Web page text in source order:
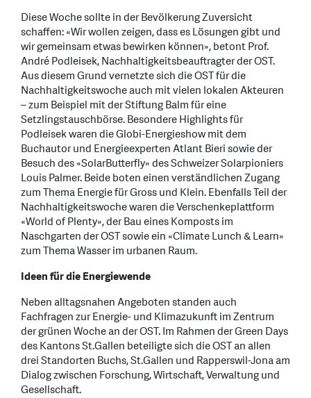
Diese Woche sollte in der Bevölkerung Zuversicht
schaffen: «Wir wollen zeigen, dass es Lösungen gibt und
wir gemeinsam etwas bewirken können», betont Prof.
André Podleisek, Nachhaltigkeitsbeauftragter der OST.
Aus diesem Grund vernetzte sich die OST für die
Nachhaltigkeitswoche auch mit vielen lokalen Akteuren
– zum Beispiel mit der Stiftung Balm für eine
Setzlingstauschbörse. Besondere Highlights für
Podleisek waren die Globi-Energieshow mit dem
Buchautor und Energieexperten Atlant Bieri sowie der
Besuch des «SolarButterfly» des Schweizer Solarpioniers
Louis Palmer. Beide boten einen verständlichen Zugang
zum Thema Energie für Gross und Klein. Ebenfalls Teil der
Nachhaltigkeitswoche waren die Verschenkeplattform
«World of Plenty», der Bau eines Komposts im
Naschgarten der OST sowie ein «Climate Lunch & Learn»
zum Thema Wasser im urbanen Raum.
Ideen für die Energiewende
Neben alltagsnahen Angeboten standen auch
Fachfragen zur Energie- und Klimazukunft im Zentrum
der grünen Woche an der OST. Im Rahmen der Green Days
des Kantons St.Gallen beteiligte sich die OST an allen
drei Standorten Buchs, St.Gallen und Rapperswil-Jona am
Dialog zwischen Forschung, Wirtschaft, Verwaltung und
Gesellschaft.